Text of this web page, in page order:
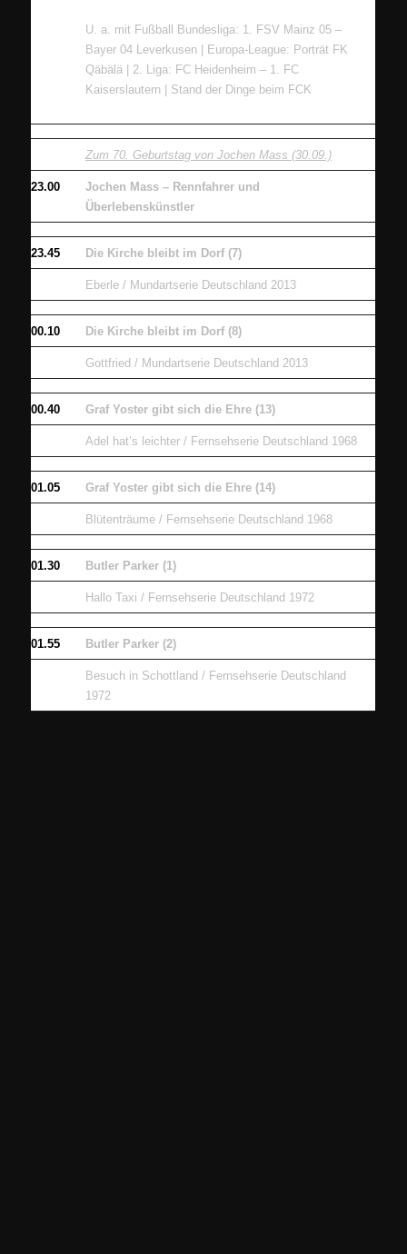
U. a. mit Fußball Bundesliga: 1. FSV Mainz 05 –
Bayer 04 Leverkusen | Europa-League: Porträt FK
Qäbälä | 2. Liga: FC Heidenheim – 1. FC
Kaiserslautern | Stand der Dinge beim FCK
Zum 70. Geburtstag von Jochen Mass (30.09.)
23.00
Jochen Mass – Rennfahrer und
Überlebenskünstler
23.45 Die Kirche bleibt im Dorf (7)
Eberle / Mundartserie Deutschland 2013
00.10 Die Kirche bleibt im Dorf (8)
Gottfried / Mundartserie Deutschland 2013
00.40 Graf Yoster gibt sich die Ehre (13)
Adel hat’s leichter / Fernsehserie Deutschland 1968
01.05 Graf Yoster gibt sich die Ehre (14)
Blütenträume / Fernsehserie Deutschland 1968
01.30 Butler Parker (1)
Hallo Taxi / Fernsehserie Deutschland 1972
01.55 Butler Parker (2)
Besuch in Schottland / Fernsehserie Deutschland
1972